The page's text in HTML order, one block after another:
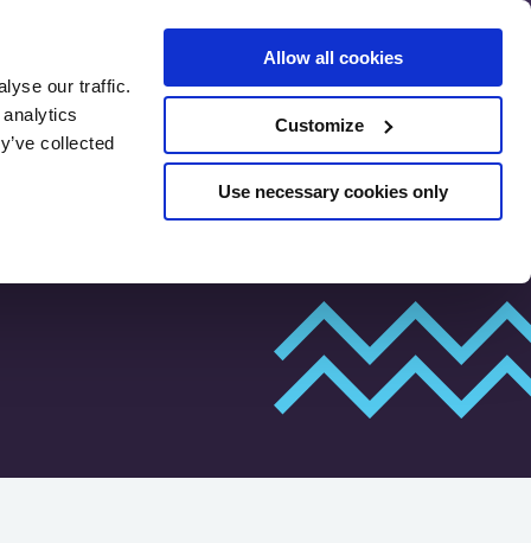
our traffic.
collected
Allow all cookies
Customize
Use necessary cookies only
SEO sākotnējais
novērtējums